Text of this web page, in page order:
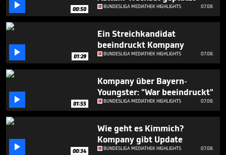
minute,
57 00:50 BUNDESLIGA MEDIATHEK HIGHLIGHTS 07.08.
 01:29
Ein Streichkandidat
beeindruckt Kompany
BUNDESLIGA MEDIATHEK HIGHLIGHTS 07.08.
 01:55
Kompany über Bayern-
Youngster: "War beeindruckt"
BUNDESLIGA MEDIATHEK HIGHLIGHTS 07.08.
 00:34
Wie geht es Kimmich?
Kompany gibt Update
BUNDESLIGA MEDIATHEK HIGHLIGHTS 07.08.